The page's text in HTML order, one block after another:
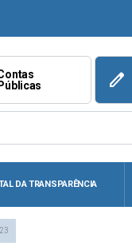
Públicas
edit
DA TRANSPARÊNCIA